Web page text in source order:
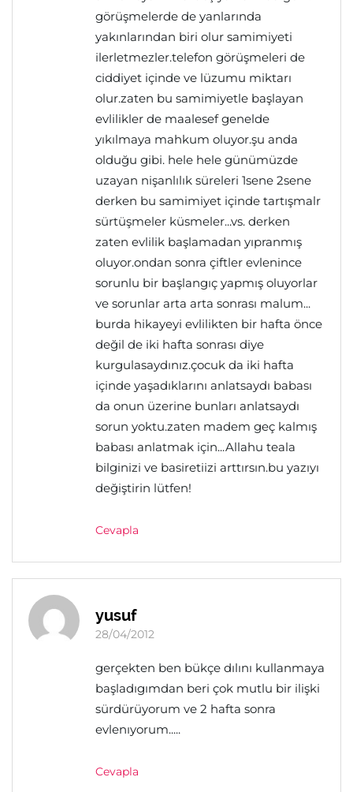
görüşmelerde de yanlarında
yakınlarından biri olur samimiyeti
ilerletmezler.telefon görüşmeleri de
ciddiyet içinde ve lüzumu miktarı
olur.zaten bu samimiyetle başlayan
evlilikler de maalesef genelde
yıkılmaya mahkum oluyor.şu anda
olduğu gibi. hele hele günümüzde
uzayan nişanlılık süreleri 1sene 2sene
derken bu samimiyet içinde tartışmalr
sürtüşmeler küsmeler...vs. derken
zaten evlilik başlamadan yıpranmış
oluyor.ondan sonra çiftler evlenince
sorunlu bir başlangıç yapmış oluyorlar
ve sorunlar arta arta sonrası malum...
burda hikayeyi evlilikten bir hafta önce
değil de iki hafta sonrası diye
kurgulasaydınız.çocuk da iki hafta
içinde yaşadıklarını anlatsaydı babası
da onun üzerine bunları anlatsaydı
sorun yoktu.zaten madem geç kalmış
babası anlatmak için...Allahu teala
bilginizi ve basiretiizi arttırsın.bu yazıyı
değiştirin lütfen!
Cevapla
yusuf
28/04/2012
gerçekten ben bükçe dılını kullanmaya
başladıgımdan beri çok mutlu bir ilişki
sürdürüyorum ve 2 hafta sonra
evlenıyorum.....
Cevapla